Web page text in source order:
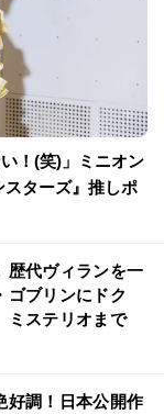
！(笑)」ミニオン
ターズ』推しポ
歴代ヴィランを一
ゴブリンにドク
ミステリオまで
好調！日本公開作